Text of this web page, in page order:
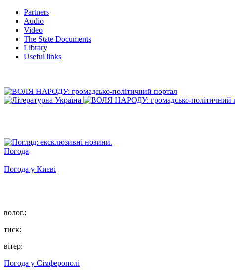
Partners
Audio
Video
The State Documents
Library
Useful links
Погода
Погода у Києві
волог.:
тиск:
вітер:
Погода у Сімферополі